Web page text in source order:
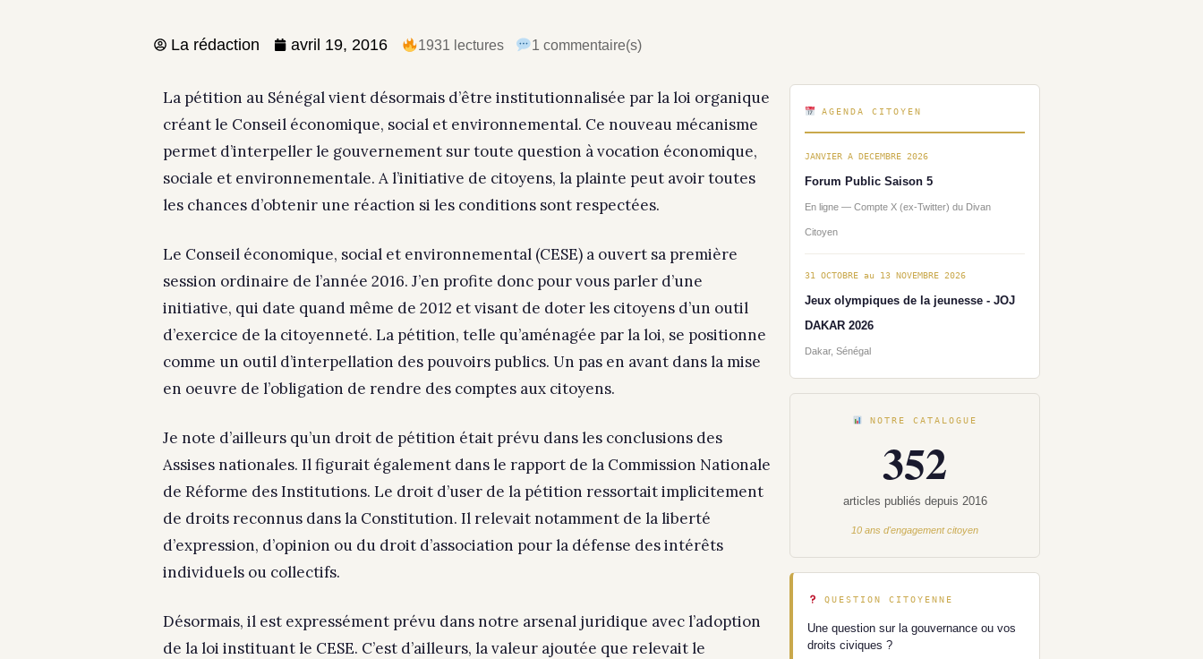
La rédaction avril 19, 2016 1931 lectures 1 commentaire(s)
La pétition au Sénégal vient désormais d’être institutionnalisée par la loi organique
créant le Conseil économique, social et environnemental. Ce nouveau mécanisme
permet d’interpeller le gouvernement sur toute question à vocation économique,
sociale et environnementale. A l’initiative de citoyens, la plainte peut avoir toutes
les chances d’obtenir une réaction si les conditions sont respectées.
Le Conseil économique, social et environnemental (CESE) a ouvert sa première
session ordinaire de l’année 2016. J’en profite donc pour vous parler d’une
initiative, qui date quand même de 2012 et visant de doter les citoyens d’un outil
d’exercice de la citoyenneté. La pétition, telle qu’aménagée par la loi, se positionne
comme un outil d’interpellation des pouvoirs publics. Un pas en avant dans la mise
en oeuvre de l’obligation de rendre des comptes aux citoyens.
Je note d’ailleurs qu’un droit de pétition était prévu dans les conclusions des
Assises nationales. Il figurait également dans le rapport de la Commission Nationale
de Réforme des Institutions. Le droit d’user de la pétition ressortait implicitement
de droits reconnus dans la Constitution. Il relevait notamment de la liberté
d’expression, d’opinion ou du droit d’association pour la défense des intérêts
individuels ou collectifs.
Désormais, il est expressément prévu dans notre arsenal juridique avec l’adoption
de la loi instituant le CESE. C’est d’ailleurs, la valeur ajoutée que relevait le
AGENDA CITOYEN
JANVIER A DECEMBRE 2026
Forum Public Saison 5
En ligne — Compte X (ex-Twitter) du Divan
Citoyen
31 OCTOBRE au 13 NOVEMBRE 2026
Jeux olympiques de la jeunesse - JOJ
DAKAR 2026
Dakar, Sénégal
NOTRE CATALOGUE
352
articles publiés depuis 2016
10 ans d'engagement citoyen
QUESTION CITOYENNE
Une question sur la gouvernance ou vos
droits civiques ?